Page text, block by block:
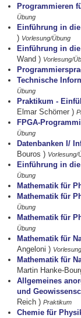
Programmieren
Übung
Einführung in
) Vorlesung/Übung
Einführung in
Wand ) Vorlesung/
Technische
Übung
Praktikum -
Elmar Schömer )
FPGA-
Übung
Datenbanken I/
Bouros ) Vorlesung/
Einführung in
Übung
Mathematik für
Mathematik für
Übung
Mathematik für
Übung
Mathematik für
Angeloni )
Mathematik für
Martin Hanke-
Allgemeines
und
Reich )Praktikum
Chemie für